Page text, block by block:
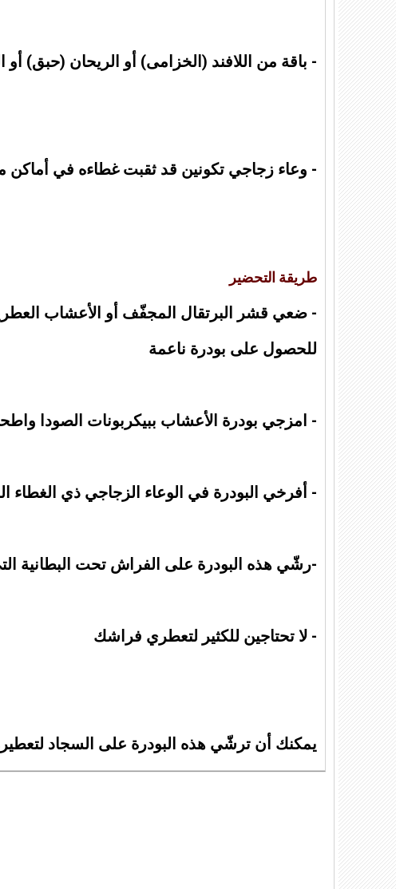
- باقة من اللافند (الخزامى) أو الريحان (حبق)
- وعاء زجاجي تكونين قد ثقبت غطاءه في أماكن
طريقة التحضير
- ضعي قشر البرتقال المجفّف أو الأعشاب
للحصول على بودرة ناعمة
- امزجي بودرة الأعشاب ببيكربونات الصودا
- أفرخي البودرة في الوعاء الزجاجي ذي الغطاء
-رشّي هذه البودرة على الفراش تحت البطانية
- لا تحتاجين للكثير لتعطري فراشك
يمكنك أن ترشّي هذه البودرة على السجاد